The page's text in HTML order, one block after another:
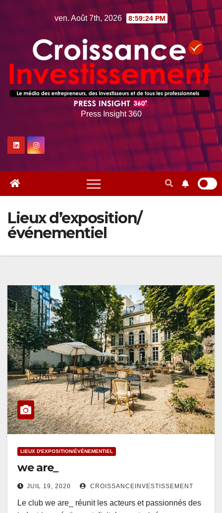
ven. Août 7th, 2026 8:59:25 PM
Press Insight 360
Lieux d’exposition/
événementiel
LIEUX D'EXPOSITION/ÉVÉNEMENTIEL
we are_
JUIL 19, 2020 CROISSANCEINVESTISSEMENT
Le club we are_ réunit les acteurs et passionnés des